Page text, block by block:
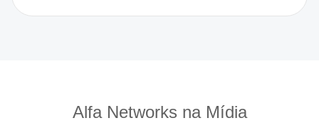
Alfa Networks na Mídia